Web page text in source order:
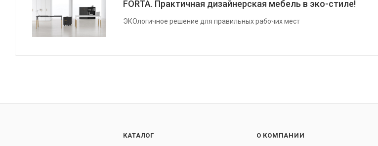
FORTA. Практичная дизайнерская мебель в эко-стиле!
ЭКОлогичное решение для правильных рабочих мест
КАТАЛОГ О КОМПАНИИ